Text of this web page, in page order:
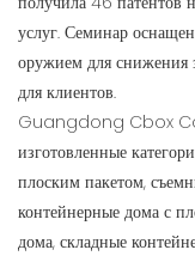
услуг. Семинар
оружием для снижения
для клиентов.
Guangdong Cbox
изготовленные
плоским пакетом,
контейнерные дома с
дома, складные